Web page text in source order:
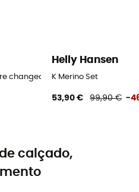
changeable
Helly Hansen
K Merino Set
53,90 € 99,90 € -
calçado,